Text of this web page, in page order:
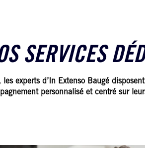
SERVICES
experts d’In Extenso Baugé
personnalisé et centré sur